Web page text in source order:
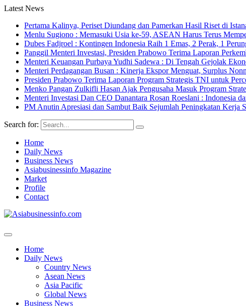
Latest News
Pertama Kalinya, Periset Diundang dan Pamerkan Hasil Riset di
Menlu Sugiono : Memasuki Usia ke-59, ASEAN Harus Terus
Dubes Fadjroel : Kontingen Indonesia Raih 1 Emas, 2 Perak, 1
Panggil Menteri Investasi, Presiden Prabowo Terima Laporan
Menteri Keuangan Purbaya Yudhi Sadewa : Di Tengah Gejolak
Menteri Perdagangan Busan : Kinerja Ekspor Menguat, Surplus
Presiden Prabowo Terima Laporan Program Strategis TNI untuk
Menko Pangan Zulkifli Hasan Ajak Pengusaha Masuk Program
Menteri Investasi Dan CEO Danantara Rosan Roeslani : Indonesia
PM Anutin Apresiasi dan Sambut Baik Sejumlah Peningkatan Kerja
Search for:
Home
Daily News
Business News
Asiabusinessinfo Magazine
Market
Profile
Contact
Home
Daily News
Country News
Asean News
Asia Pacific
Global News
Business News